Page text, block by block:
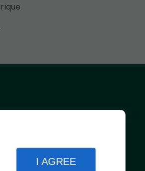
I AGREE